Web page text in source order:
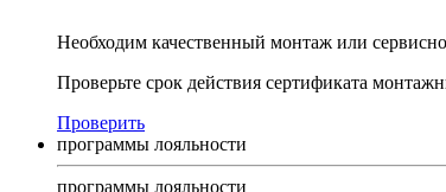
Необходим качественный монтаж или
Проверьте срок действия сертификата
Проверить
программы лояльности
программы лояльности